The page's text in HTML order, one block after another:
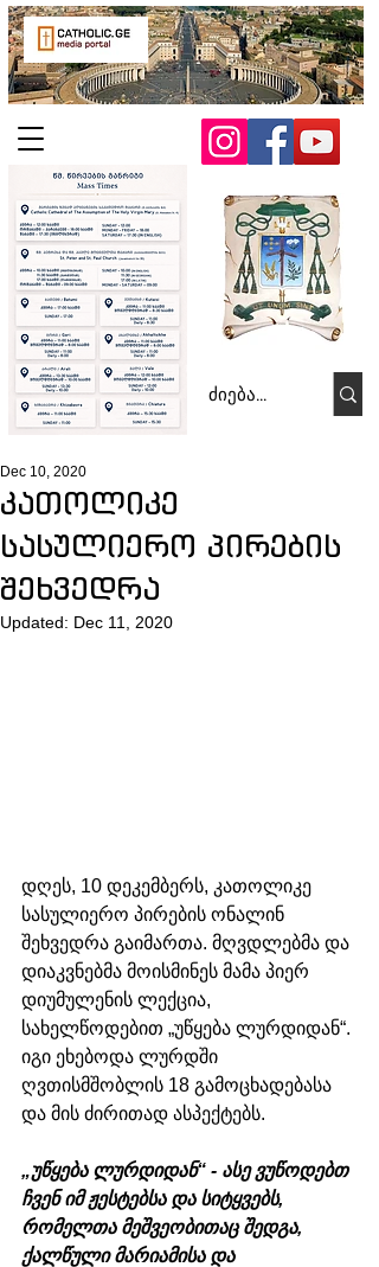
კათოლიკე
სასულიერო პირების
შეხვედრა
Dec 10, 2020
Updated: Dec 11, 2020
დღეს, 10 დეკემბერს, კათოლიკე
სასულიერო პირების ონალინ
შეხვედრა გაიმართა. მღვდლებმა და
დიაკვნებმა მოისმინეს მამა პიერ
დიუმულენის ლექცია,
სახელწოდებით „უწყება ლურდიდან“.
იგი ეხებოდა ლურდში
ღვთისმშობლის 18 გამოცხადებასა
და მის ძირითად ასპექტებს.
„უწყება ლურდიდან“ - ასე ვუწოდებთ
ჩვენ იმ ჟესტებსა და სიტყვებს,
რომელთა მეშვეობითაც შედგა,
ქალწული მარიამისა და